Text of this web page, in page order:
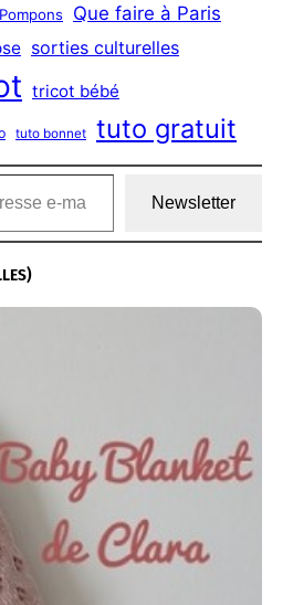
Pompons Que faire à Paris
sorties culturelles
tricot bébé
tuto bonnet tuto gratuit
Newsletter